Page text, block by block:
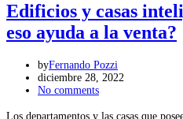
Edificios y casas
eso ayuda a la venta?
byFernando Pozzi
diciembre 28, 2022
No comments
Los departamentos y las casas que